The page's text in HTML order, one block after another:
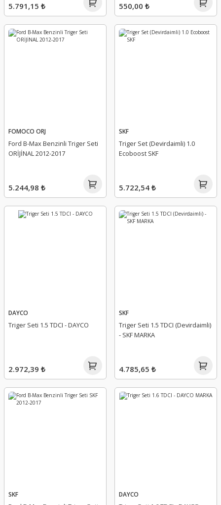
5.791,15 ₺ 550,00 ₺
FOMOCO ORJ
Ford B-Max Benzinli Triger Seti
ORİJİNAL 2012-2017
5.244,98 ₺
SKF
Triger Set (Devirdaimli) 1.0
Ecoboost SKF
5.722,54 ₺
DAYCO
Triger Seti 1.5 TDCI - DAYCO
2.972,39 ₺
SKF
Triger Seti 1.5 TDCI (Devirdaimli)
- SKF MARKA
4.785,65 ₺
SKF DAYCO